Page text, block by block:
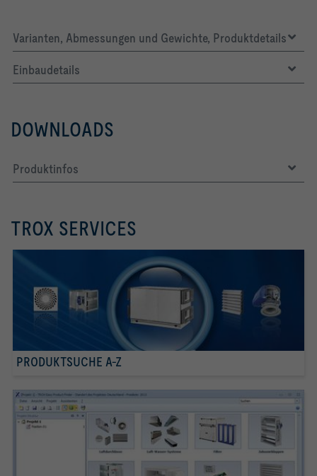
Varianten, Abmessungen und Gewichte, Produktdetails
Einbaudetails
DOWNLOADS
Produktinfos
TROX SERVICES
PRODUKTSUCHE A-Z